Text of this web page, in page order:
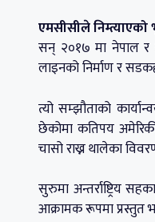
एमसीसीले
सन् २०१७ मा नेपाल र
लाइनको निर्माण र
त्यो सम्झौताको
छेकोमा कतिपय
चासो राख्न थालेका
सुरुमा अन्तर्राष्ट्रिय
आक्रामक रूपमा प्रस्तुत